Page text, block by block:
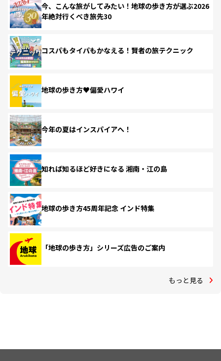
今、こんな旅がしてみたい！地球の歩き方が選ぶ2026
年絶対行くべき旅先30
コスパもタイパもかなえる！賢者の旅テクニック
地球の歩き方♥偏愛ハワイ
今年の夏はインスパイアへ！
知れば知るほど好きになる 湘南・江の島
地球の歩き方45周年記念 インド特集
「地球の歩き方」シリーズ広告のご案内
もっと見る